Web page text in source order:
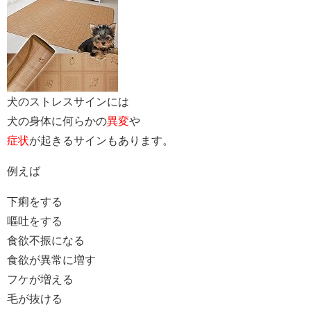
犬のストレスサインには
犬の身体に何らかの異変や
症状が起きるサインもあります。
例えば
下痢をする
嘔吐をする
食欲不振になる
食欲が異常に増す
フケが増える
毛が抜ける